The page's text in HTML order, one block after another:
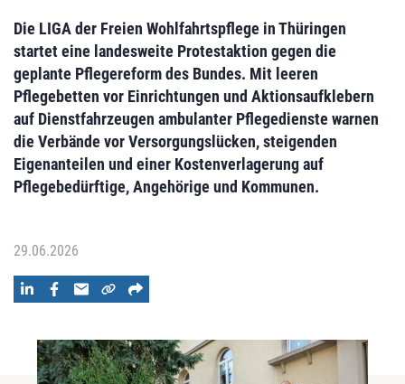
Die LIGA der Freien Wohlfahrtspflege in Thüringen
startet eine landesweite Protestaktion gegen die
geplante Pflegereform des Bundes. Mit leeren
Pflegebetten vor Einrichtungen und Aktionsaufklebern
auf Dienstfahrzeugen ambulanter Pflegedienste warnen
die Verbände vor Versorgungslücken, steigenden
Eigenanteilen und einer Kostenverlagerung auf
Pflegebedürftige, Angehörige und Kommunen.
29.06.2026